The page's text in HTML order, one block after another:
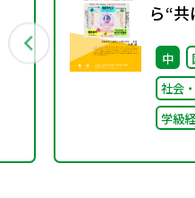
ら“
不確
小津
「共
ト」
がる
中
社会
学級